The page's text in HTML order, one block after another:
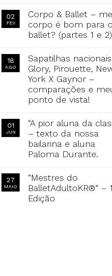
02
FEV
Corpo & Ballet –
corpo é bom para o
ballet? (partes 1 e 2)
18
AGO
Sapatilhas nacionais
Glory, Pirouette,
York X Gaynor –
comparações e
ponto de vista!
01
JUN
“A pior aluna da
– texto da nossa
bailarina e aluna
Paloma Durante.
27
MAIO
“Mestres do
BalletAdultoKR®” –
Edição